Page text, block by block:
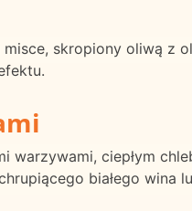
skropiony oliwą z
warzywami, ciepłym
białego wina